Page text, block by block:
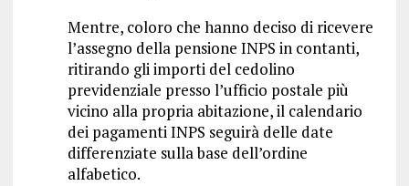
Mentre, coloro che hanno deciso di ricevere
l’assegno della pensione INPS in contanti,
ritirando gli importi del cedolino
previdenziale presso l’ufficio postale più
vicino alla propria abitazione, il calendario
dei pagamenti INPS seguirà delle date
differenziate sulla base dell’ordine
alfabetico.